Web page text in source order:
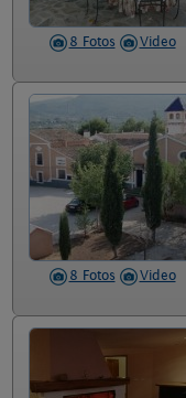
8 Fotos Video
8 Fotos Video